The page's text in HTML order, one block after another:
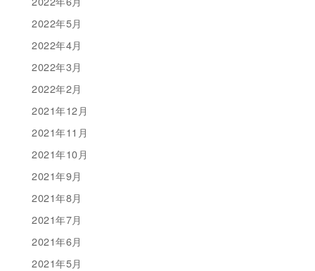
2022年5月
2022年4月
2022年3月
2022年2月
2021年12月
2021年11月
2021年10月
2021年9月
2021年8月
2021年7月
2021年6月
2021年5月